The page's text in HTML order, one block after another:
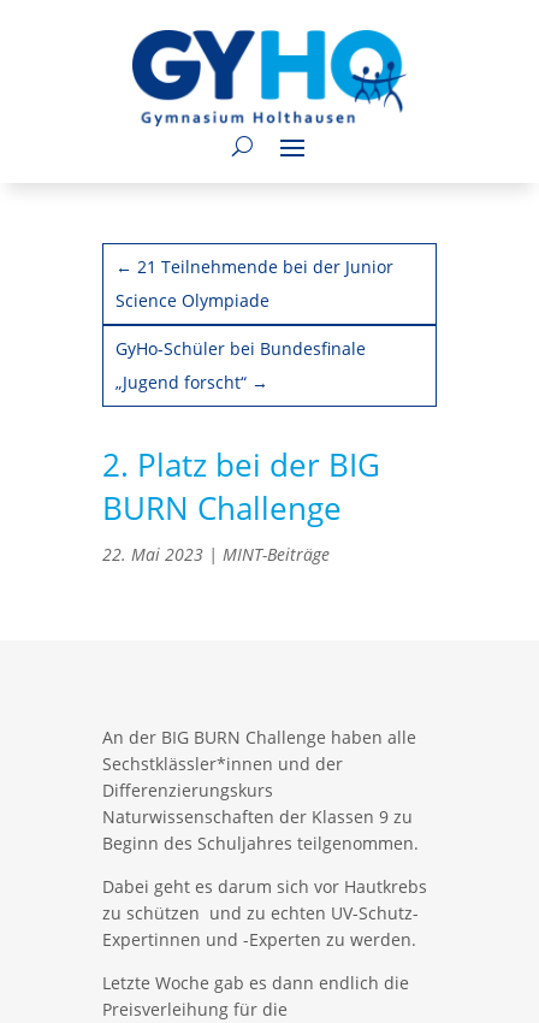
← 21 Teilnehmende bei der Junior
Science Olympiade
GyHo-Schüler bei Bundesfinale
„Jugend forscht“→
2. Platz bei der BIG
BURN Challenge
22. Mai 2023| MINT-Beiträge
An der BIG BURN Challenge haben alle
Sechstklässler*innen und der
Differenzierungskurs
Naturwissenschaften der Klassen 9 zu
Beginn des Schuljahres teilgenommen.
Dabei geht es darum sich vor Hautkrebs
zu schützen und zu echten UV-Schutz-
Expertinnen und -Experten zu werden.
Letzte Woche gab es dann endlich die
Preisverleihung für die